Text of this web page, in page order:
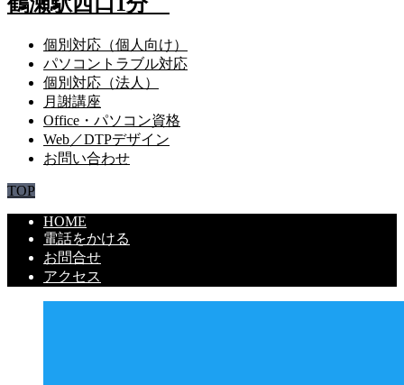
個別対応（個人向け）
パソコントラブル対応
個別対応（法人）
月謝講座
Office・パソコン資格
Web／DTPデザイン
お問い合わせ
TOP
HOME
電話をかける
お問合せ
アクセス